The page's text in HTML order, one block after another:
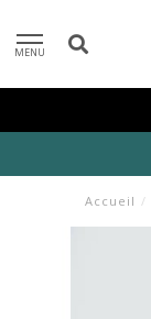
MENU
Accueil /